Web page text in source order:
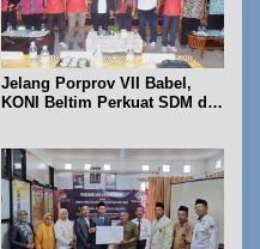
Jelang Porprov VII Babel,
KONI Beltim Perkuat SDM di